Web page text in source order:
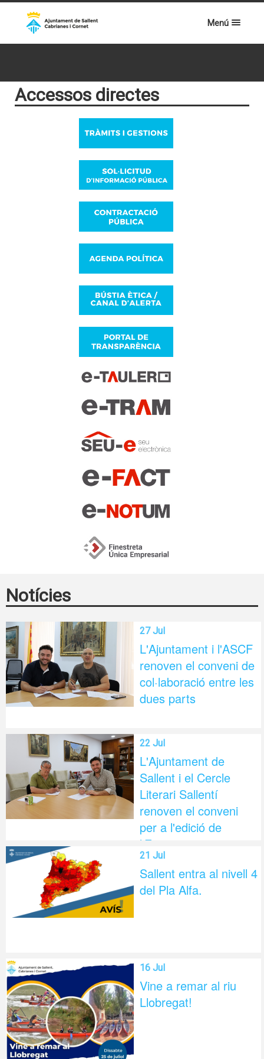
Menú
Accessos directes
Notícies
27 Jul
L'Ajuntament i l'ASCF
renoven el conveni de
col·laboració entre les
dues parts
22 Jul
L'Ajuntament de
Sallent i el Cercle
Literari Sallentí
renoven el conveni
per a l'edició de
l'Esparver
21 Jul
Sallent entra al nivell 4
del Pla Alfa.
16 Jul
Vine a remar al riu
Llobregat!